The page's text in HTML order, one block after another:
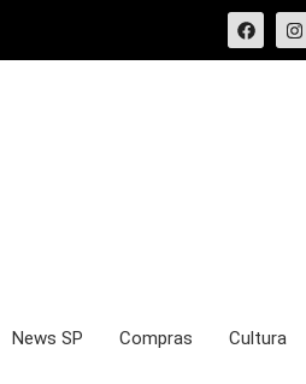
News SP Compras Cultura